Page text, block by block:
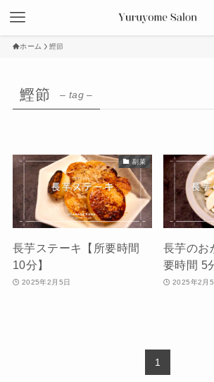
ホーム 鰹節
鰹節 – tag –
副菜
長芋ステーキ【所要時間
10分】
2025年2月5日
長芋のお
要時間 5
2025年2月5
1